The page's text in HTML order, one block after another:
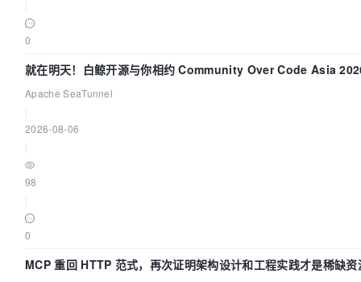
0
就在明天！白鲸开源与你相约 Community Over Code Asia
Apache SeaTunnel
2026-08-06
98
0
MCP 重回 HTTP 范式，再次证明架构设计和工程实践才是稀缺资